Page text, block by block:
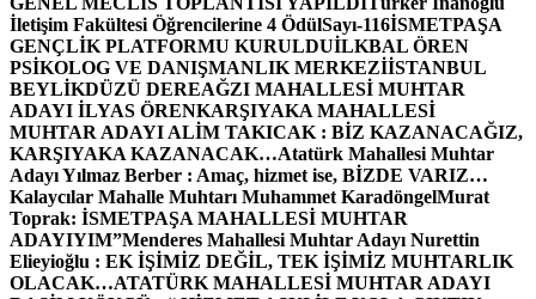
İletişim Fakültesi Öğrencilerine 4 ÖdülSayı-116İSMETPAŞA
GENÇLİK PLATFORMU KURULDUİLKBAL ÖREN
PSİKOLOG VE DANIŞMANLIK MERKEZİİSTANBUL
BEYLİKDÜZÜ DEREAĞZI MAHALLESİ MUHTAR
ADAYI İLYAS ÖRENKARŞIYAKA MAHALLESİ
MUHTAR ADAYI ALİM TAKICAK : BİZ KAZANACAĞIZ,
KARŞIYAKA KAZANACAK…Atatürk Mahallesi Muhtar
Adayı Yılmaz Berber : Amaç, hizmet ise, BİZDE VARIZ…
Kalaycılar Mahalle Muhtarı Muhammet KaradöngelMurat
Toprak: İSMETPAŞA MAHALLESİ MUHTAR
ADAYIYIM”Menderes Mahallesi Muhtar Adayı Nurettin
Elieyioğlu : EK İŞİMİZ DEĞİL, TEK İŞİMİZ MUHTARLIK
OLACAK…ATATÜRK MAHALLESİ MUHTAR ADAYI